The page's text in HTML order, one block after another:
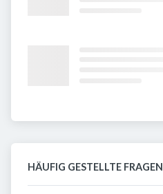
HÄUFIG GESTELLTE FRAGEN